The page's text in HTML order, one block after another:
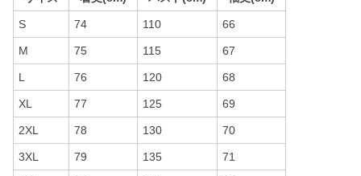
S 74 110 66
M 75 115 67
L 76 120 68
XL 77 125 69
2XL 78 130 70
3XL 79 135 71